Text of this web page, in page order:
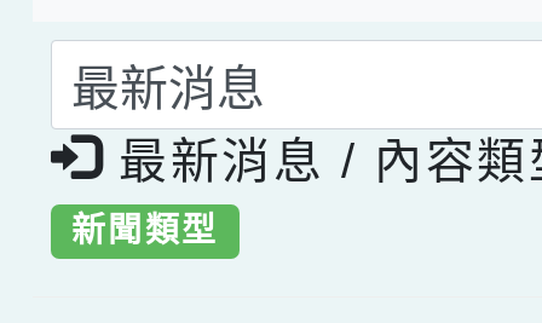
選擇後頁面內容會更
最新消息 / 內容類
新聞類型